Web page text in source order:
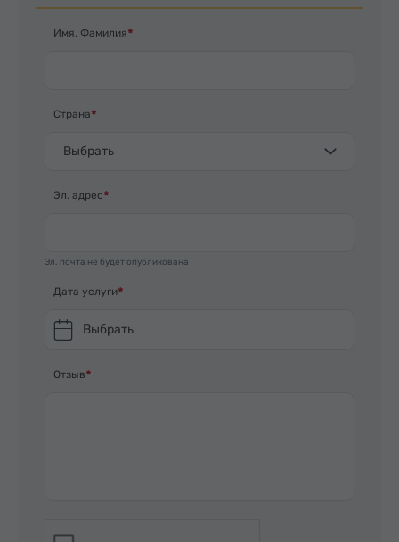
Имя, Фамилия
Страна
Выбрать
Эл. адрес
Эл. почта не будет опубликована
Дата услуги
Выбрать
Отзыв